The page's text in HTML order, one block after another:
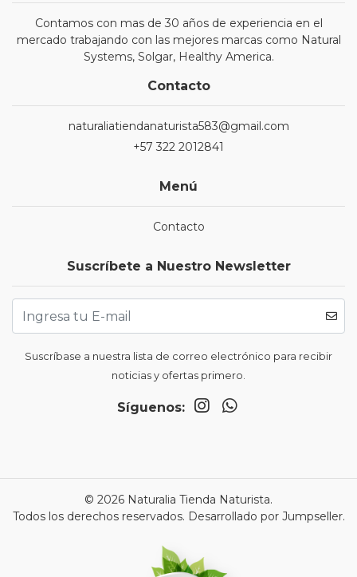
Contamos con mas de 30 años de experiencia en el
mercado trabajando con las mejores marcas como Natural
Systems, Solgar, Healthy America.
Contacto
naturaliatiendanaturista583@gmail.com
+57 322 2012841
Menú
Contacto
Suscríbete a Nuestro Newsletter
Suscríbase a nuestra lista de correo electrónico para recibir
noticias y ofertas primero.
Síguenos:
© 2026 Naturalia Tienda Naturista.
Todos los derechos reservados. Desarrollado por Jumpseller.